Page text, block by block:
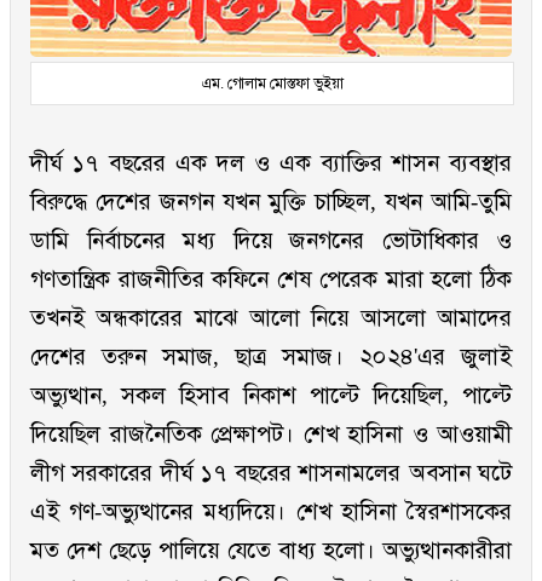
এম. গোলাম মোস্তফা ভুইয়া
দীর্ঘ ১৭ বছরের এক দল ও এক ব্যাক্তির শাসন ব্যবস্থার
বিরুদ্ধে দেশের জনগন যখন মুক্তি চাচ্ছিল, যখন আমি-তুমি
ডামি নির্বাচনের মধ্য দিয়ে জনগনের ভোটাধিকার ও
গণতান্ত্রিক রাজনীতির কফিনে শেষ পেরেক মারা হলো ঠিক
তখনই অন্ধকারের মাঝে আলো নিয়ে আসলো আমাদের
দেশের তরুন সমাজ, ছাত্র সমাজ। ২০২৪'এর জুলাই
অভ্যুত্থান, সকল হিসাব নিকাশ পাল্টে দিয়েছিল, পাল্টে
দিয়েছিল রাজনৈতিক প্রেক্ষাপট। শেখ হাসিনা ও আওয়ামী
লীগ সরকারের দীর্ঘ ১৭ বছরের শাসনামলের অবসান ঘটে
এই গণ-অভ্যুত্থানের মধ্যদিয়ে। শেখ হাসিনা স্বৈরশাসকের
মত দেশ ছেড়ে পালিয়ে যেতে বাধ্য হলো। অভ্যুত্থানকারীরা